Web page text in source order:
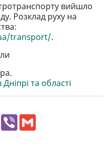
вийшло
Розклад руху на
transport/.
та області
W
h
V